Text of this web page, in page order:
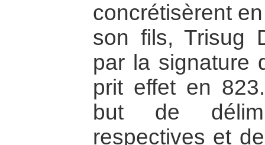
concrétisèrent
son fils, Trisug
par la signature
prit effet en
but de
respectives et